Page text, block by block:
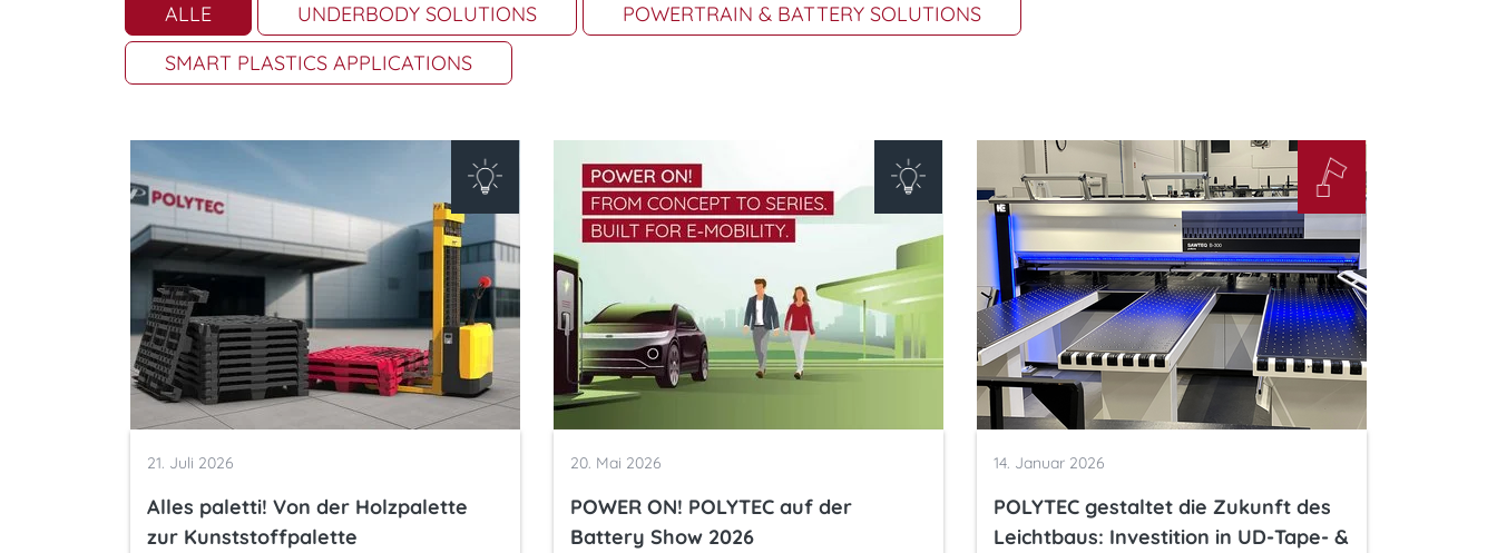
ALLE UNDERBODY SOLUTIONS
POWERTRAIN & BATTERY SOLUTIONS
SMART PLASTICS APPLICATIONS
21. Juli 2026
Alles paletti! Von der Holzpalette
zur Kunststoffpalette
20. Mai 2026
POWER ON! POLYTEC auf der
Battery Show 2026
14. Januar 2026
POLYTEC gestaltet die Zukunft des
Leichtbaus: Investition in UD-Tape- &